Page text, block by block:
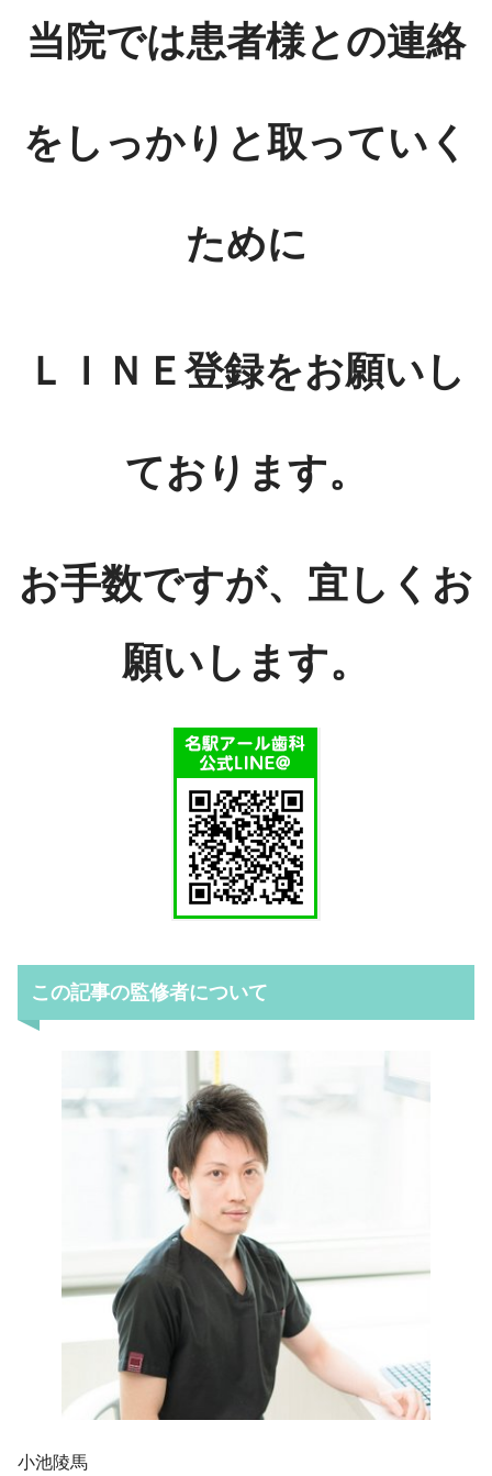
当院では患者様との連絡
をしっかりと取っていく
ために
ＬＩＮＥ登録をお願いし
ております。
お手数ですが、宜しくお
願いします。
この記事の監修者について
小池陵馬